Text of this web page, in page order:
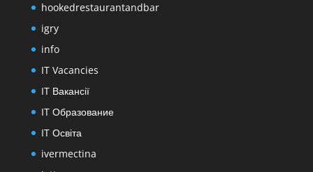
hookedrestaurantandbar
igry
info
IT Vacancies
IT Вакансії
IT Образование
IT Освіта
ivermectina